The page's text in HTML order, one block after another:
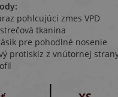
pohlcujúci zmes VPD
tkanina
pre pohodlné nosenie
protisklz z vnútornej